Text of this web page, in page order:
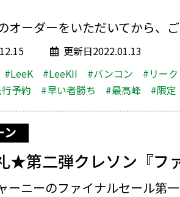
オーダーをいただいてから、
更新日2022.01.13
#LeeK #LeeKII #バンコン #リーク
予約 #早い者勝ち #最高峰 #限定
ン
第二弾クレソン『フ
ーニーのファイナルセール第